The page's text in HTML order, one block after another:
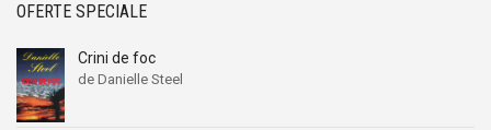
OFERTE SPECIALE
Crini de foc
de Danielle Steel